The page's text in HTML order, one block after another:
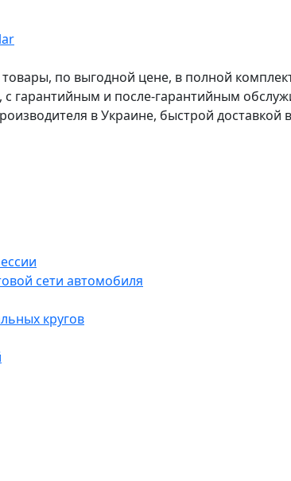
по выгодной цене, в полной
гарантийным и после-гарантийным
в Украине, быстрой
сети автомобиля
кругов